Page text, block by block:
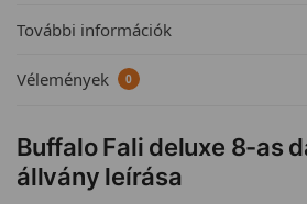
További információk
Vélemények 0
Buffalo Fali deluxe 8-as
állvány leírása